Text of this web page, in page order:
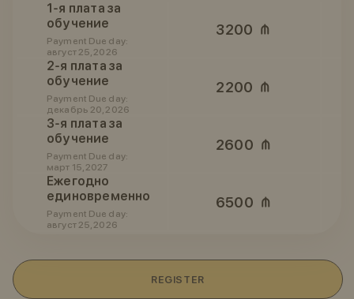
1-я плата за
обучение
Payment Due day:
август 25, 2026
3200
2-я плата за
обучение
Payment Due day:
декабрь 20, 2026
2200
3-я плата за
обучение
Payment Due day:
март 15, 2027
2600
Ежегодно
единовременно
Payment Due day:
август 25, 2026
6500
REGISTER